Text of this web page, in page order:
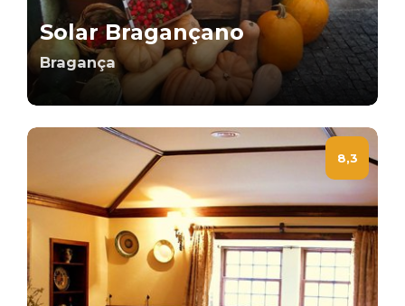
Solar Bragançano
Bragança
8,3